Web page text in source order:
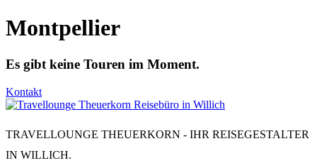
Montpellier
Es gibt keine Touren im Moment.
Kontakt
TRAVELLOUNGE THEUERKORN - IHR REISEGESTALTER
IN WILLICH.